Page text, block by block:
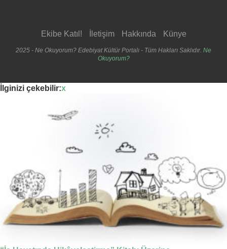
Ekibe Katıl! İletişim Hakkında Künye
2025 - Ne Okuyorum? Edebiyat Kültür Portalı - Tüm Hakları Saklıdır. Ne
Okuyorum?
İlginizi çekebilir:x